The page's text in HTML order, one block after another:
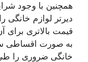
همچنین با وجود
دیرتر لوازم خانگی
قیمت بالاتری برای
به صورت اقساطی
خانگی ضروری را